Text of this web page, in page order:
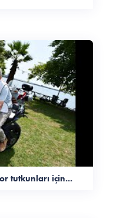
tutkunları için...